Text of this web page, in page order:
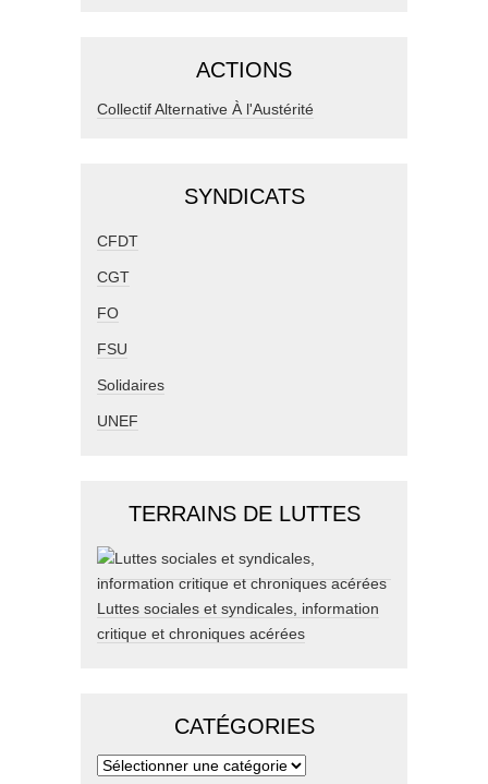
ACTIONS
Collectif Alternative À l'Austérité
SYNDICATS
CFDT
CGT
FO
FSU
Solidaires
UNEF
TERRAINS DE LUTTES
Luttes sociales et syndicales, information
critique et chroniques acérées
CATÉGORIES